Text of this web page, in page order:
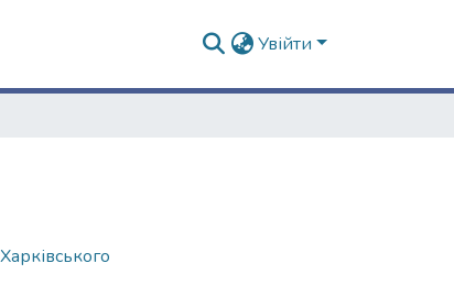
Увійти
Харківського